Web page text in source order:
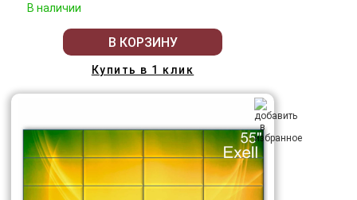
В наличии
В КОРЗИНУ
Купить в 1 клик